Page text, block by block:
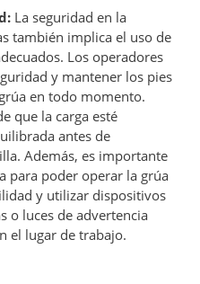
La seguridad en la
también implica el uso de
Los operadores
y mantener los pies
en todo momento.
que la carga esté
antes de
Además, es importante
para poder operar la grúa
y utilizar dispositivos
o luces de advertencia
el lugar de trabajo.